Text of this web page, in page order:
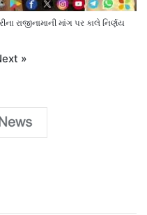
રાજીનામાની માંગ પર કાલે નિર્ણય
»